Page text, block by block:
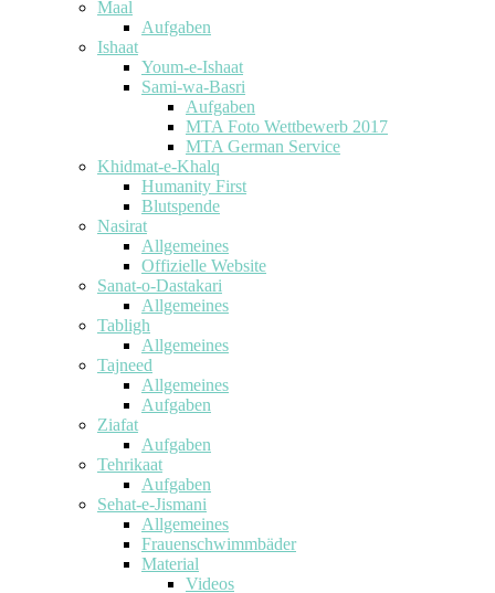
Maal
Aufgaben
Ishaat
Youm-e-Ishaat
Sami-wa-Basri
Aufgaben
MTA Foto Wettbewerb 2017
MTA German Service
Khidmat-e-Khalq
Humanity First
Blutspende
Nasirat
Allgemeines
Offizielle Website
Sanat-o-Dastakari
Allgemeines
Tabligh
Allgemeines
Tajneed
Allgemeines
Aufgaben
Ziafat
Aufgaben
Tehrikaat
Aufgaben
Sehat-e-Jismani
Allgemeines
Frauenschwimmbäder
Material
Videos